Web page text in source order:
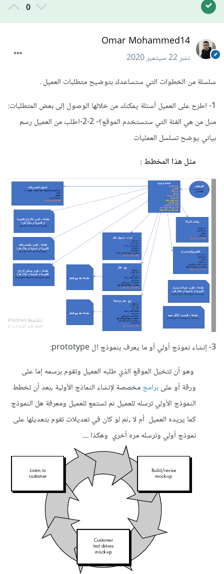
0
Omar Mohammed14
نشر22 سبتمبر 2020
سلسلة من الخطوات التي ستساعدك بتوضيح متطلبات العميل .
1- اطرح على العميل أسئلة يمكنك من خلالها الوصول إلى بعض المتطلبات:
مثل من هي الفئة التي ستستخدم الموقع؟- 2-2-اطلب من العميل رسم
بياني يوضح تسلسل العمليات
مثل هذا المخطط :
3- إنشاء نموذج أولي أو ما يعرف بنموذج ال prototype:
وهو أن تتخيل الموقع الذي طلبه العميل وتقوم برسمه إما على
ورقة أو علىبرامجمخصصة لإنشاء النماذج الأولية ,بعد أن تخطط
النموذج الأولي ترسله للعميل ثم تستمع للعميل ومعرفة هل النموذج
كما يريده العميل أم لا ,ثم لو كان في تعديلات تقوم بتعديلها على
نموذج أولي وترسله مره أخري وهكذا ....